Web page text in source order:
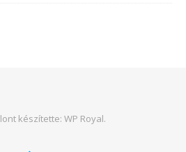
készítette: WP Royal.